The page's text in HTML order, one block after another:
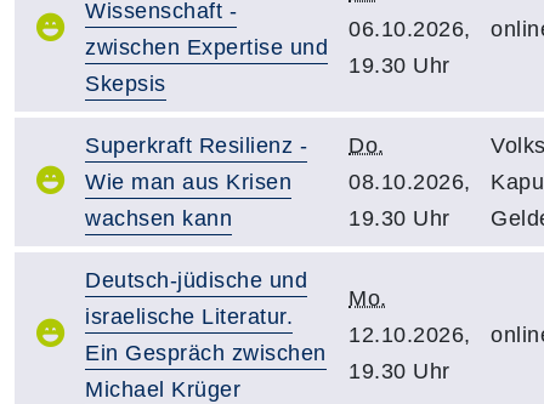
Wissenschaft -
zwischen Expertise und
Skepsis
06.10.2026,
19.30 Uhr
Superkraft Resilienz -
Wie man aus Krisen
wachsen kann
Do.
08.10.2026,
19.30 Uhr
Deutsch-jüdische und
israelische Literatur.
Ein Gespräch zwischen
Michael Krüger
Mo.
12.10.2026,
19.30 Uhr